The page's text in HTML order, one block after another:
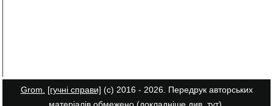
Grom. [гучні справи] (с) 2016 - 2026. Передрук авторських